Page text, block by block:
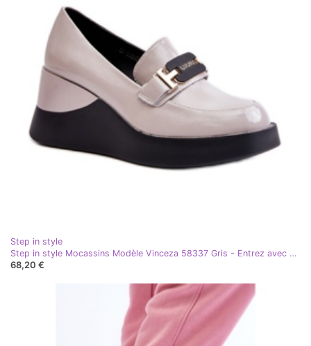
Step in style
Step in style Mocassins Modèle Vinceza 58337 Gris - Entrez avec style
68,20 €